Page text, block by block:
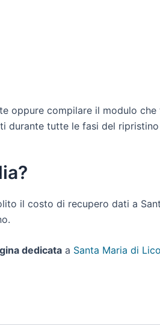
oppure compilare il modulo
durante tutte le fasi del
il costo di recupero dati a
dedicata a Santa Maria di